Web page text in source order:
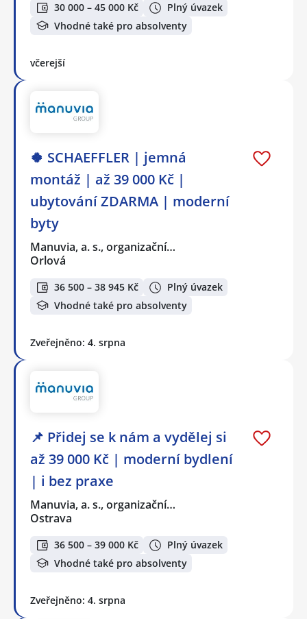
30 000 – 45 000 Kč
Plný úvazek
Vhodné také pro absolventy
včerejší
🍀 SCHAEFFLER | jemná
montáž | až 39 000 Kč |
ubytování ZDARMA | moderní
byty
Manuvia, a. s., organizační…
Orlová
36 500 – 38 945 Kč
Plný úvazek
Vhodné také pro absolventy
Zveřejněno: 4. srpna
📌 Přidej se k nám a vydělej si
až 39 000 Kč | moderní bydlení
| i bez praxe
Manuvia, a. s., organizační…
Ostrava
36 500 – 39 000 Kč
Plný úvazek
Vhodné také pro absolventy
Zveřejněno: 4. srpna